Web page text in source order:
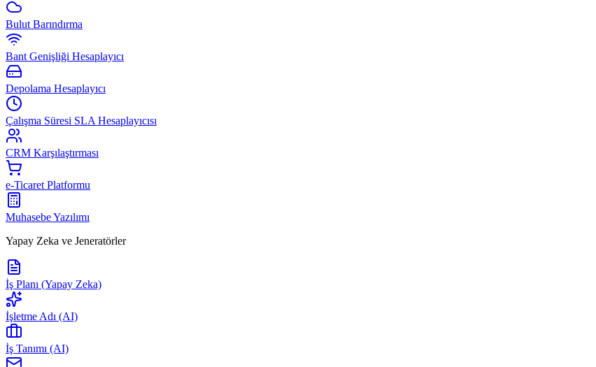
Bulut Barındırma
Bant Genişliği Hesaplayıcı
Depolama Hesaplayıcı
Çalışma Süresi SLA Hesaplayıcısı
CRM Karşılaştırması
e-Ticaret Platformu
Muhasebe Yazılımı
Yapay Zeka ve Jeneratörler
İş Planı (Yapay Zeka)
İşletme Adı (AI)
İş Tanımı (AI)